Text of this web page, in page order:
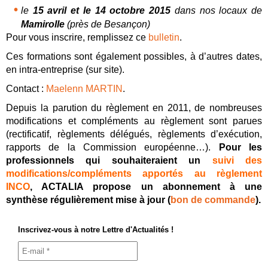
le 15 avril et le 14 octobre 2015 dans nos locaux de
Mamirolle (près de Besançon)
Pour vous inscrire, remplissez ce bulletin.
Ces formations sont également possibles, à d’autres dates,
en intra-entreprise (sur site).
Contact : Maelenn MARTIN .
Depuis la parution du règlement en 2011, de nombreuses
modifications et compléments au règlement sont parues
(rectificatif, règlements délégués, règlements d’exécution,
rapports de la Commission européenne…).
Pour les
professionnels qui souhaiteraient un suivi des
modifications/compléments apportés au règlement
INCO, ACTALIA propose un abonnement à une
synthèse régulièrement mise à jour (bon de commande).
Inscrivez-vous à notre Lettre d'Actualités !